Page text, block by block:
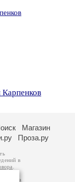
Карпенков
Магазин
Проза.ру
в